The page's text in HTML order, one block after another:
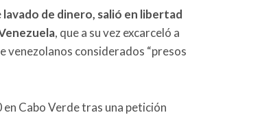
lavado de dinero, salió en libertad
, que a su vez excarceló a
venezolanos considerados “presos
Cabo Verde tras una petición